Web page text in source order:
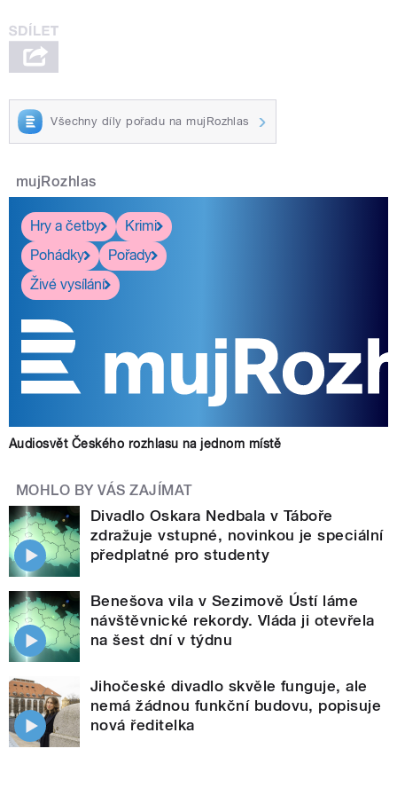
Všechny díly pořadu na mujRozhlas
mujRozhlas
Hry a četby
Krimi
Pohádky
Pořady
Živé vysílání
Audiosvět Českého rozhlasu na jednom místě
MOHLO BY VÁS ZAJÍMAT
Divadlo Oskara Nedbala v Táboře
zdražuje vstupné, novinkou je speciální
předplatné pro studenty
Benešova vila v Sezimově Ústí láme
návštěvnické rekordy. Vláda ji otevřela
na šest dní v týdnu
Jihočeské divadlo skvěle funguje, ale
nemá žádnou funkční budovu, popisuje
nová ředitelka